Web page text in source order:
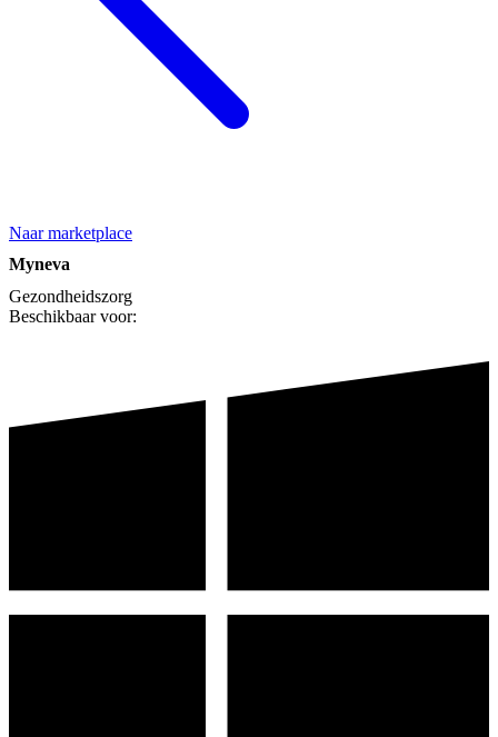
Naar marketplace
Myneva
Gezondheidszorg
Beschikbaar voor: